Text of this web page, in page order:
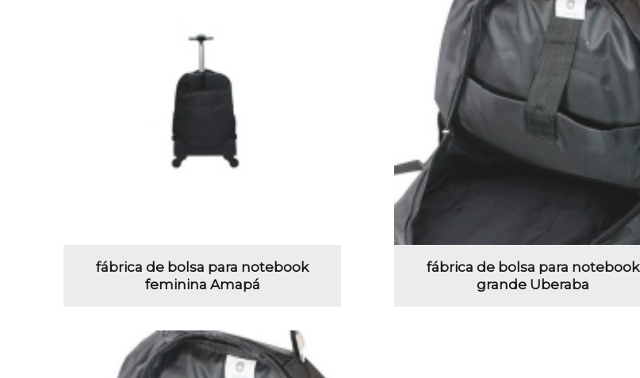
fábrica de bolsa para notebook
feminina Amapá
fábrica de bolsa para notebook
grande Uberaba